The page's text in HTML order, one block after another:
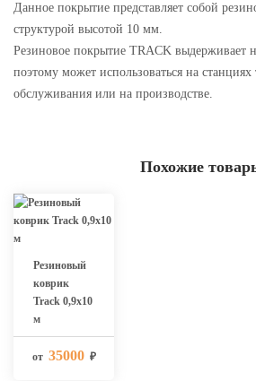
Данное покрытие представляет собой
структурой высотой 10 мм.
Резиновое покрытие TRACK выдерживает
поэтому может использоваться на станциях
обслуживания или на производстве.
Похожие
Резиновый
коврик
Track 0,9х10
м
от 35000 ₽